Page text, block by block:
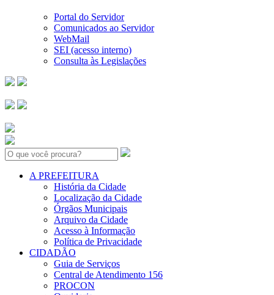
Portal do Servidor
Comunicados ao Servidor
WebMail
SEI (acesso interno)
Consulta às Legislações
Search:
A PREFEITURA
História da Cidade
Localização da Cidade
Órgãos Municipais
Arquivo da Cidade
Acesso à Informação
Política de Privacidade
CIDADÃO
Guia de Serviços
Central de Atendimento 156
PROCON